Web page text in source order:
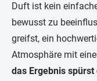
Duft ist kein
bewusst zu
greifst, ein
Atmosphäre mit
das Ergebnis